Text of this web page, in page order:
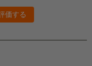
価する